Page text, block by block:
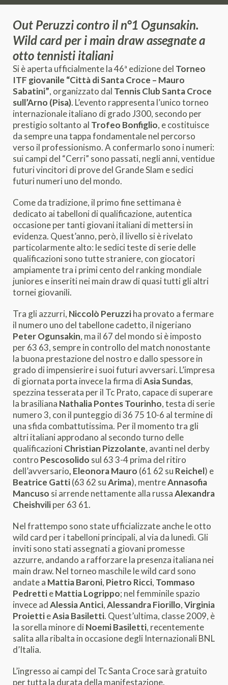
Out Peruzzi contro il n°1 Ogunsakin.
Wild card per i main draw assegnate a
otto tennisti italiani
Si è aperta ufficialmente la 46ª edizione del Torneo
ITF giovanile “Città di Santa Croce – Mauro
Sabatini”, organizzato dal Tennis Club Santa Croce
sull’Arno (Pisa). L’evento rappresenta l’unico torneo
internazionale italiano di grado J300, secondo per
prestigio soltanto al Trofeo Bonfiglio, e costituisce
da sempre una tappa fondamentale nel percorso
verso il professionismo. A confermarlo sono i numeri:
sui campi del “Cerri” sono passati, negli anni, ventidue
futuri vincitori di prove del Grande Slam e sedici
futuri numeri uno del mondo.
Come da tradizione, il primo fine settimana è
dedicato ai tabelloni di qualificazione, autentica
occasione per tanti giovani italiani di mettersi in
evidenza. Quest’anno, però, il livello si è rivelato
particolarmente alto: le sedici teste di serie delle
qualificazioni sono tutte straniere, con giocatori
ampiamente tra i primi cento del ranking mondiale
juniores e inseriti nei main draw di quasi tutti gli altri
tornei giovanili.
Tra gli azzurri, Niccolò Peruzziha provato a fermare
il numero uno del tabellone cadetto, il nigeriano
Peter Ogunsakin, ma il 67 del mondo si è imposto
per 63 63, sempre in controllo del match nonostante
la buona prestazione del nostro e dallo spessore in
grado di impensierire i suoi futuri avversari. L’impresa
di giornata porta invece la firma diAsia Sundas,
spezzina tesserata per il Tc Prato, capace di superare
la brasiliana Nathalia Pontes Tourinho, testa di serie
numero 3, con il punteggio di 36 75 10-6 al termine di
una sfida combattutissima. Per il momento tra gli
altri italiani approdano al secondo turno delle
qualificazioniChristian Pizzolante, avanti nel derby
contro Pescosolido sul 63 3-4 prima del ritiro
dell’avversario, Eleonora Mauro (61 62 su Reichel) e
Beatrice Gatti(63 62 suArima), mentreAnnasofia
Mancuso si arrende nettamente alla russaAlexandra
Cheishviliper 63 61.
Nel frattempo sono state ufficializzate anche le otto
wild card per i tabelloni principali, al via da lunedì. Gli
inviti sono stati assegnati a giovani promesse
azzurre, andando a rafforzare la presenza italiana nei
main draw. Nel torneo maschile le wild card sono
andate a Mattia Baroni, Pietro Ricci, Tommaso
PedrettieMattia Logrippo; nel femminile spazio
invece adAlessia Antici,Alessandra Fiorillo,Virginia
ProiettieAsia Basiletti. Quest’ultima, classe 2009, è
la sorella minore diNoemi Basiletti, recentemente
salita alla ribalta in occasione degli Internazionali BNL
d’Italia.
L’ingresso ai campi del Tc Santa Croce sarà gratuito
per tutta la durata della manifestazione.